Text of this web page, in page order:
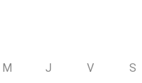
M J V S